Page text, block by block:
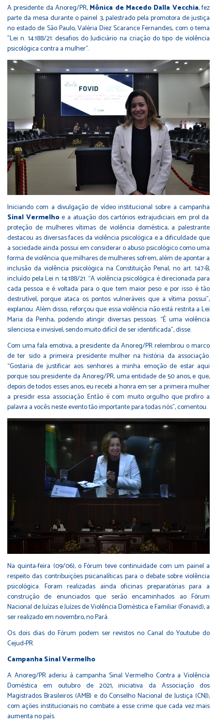
A presidente da Anoreg/PR, Mônica de Macedo Dalla Vecchia, fez
parte da mesa durante o painel 3, palestrado pela promotora de justiça
no estado de São Paulo, Valéria Diez Scarance Fernandes, com o tema
"Lei n. 14.188/21: desafios do Judiciário na criação do tipo de violência
psicológica contra a mulher".
Iniciando com a divulgação de vídeo institucional sobre a campanha
Sinal Vermelhoe a atuação dos cartórios extrajudiciais em prol da
proteção de mulheres vítimas de violência doméstica, a palestrante
destacou as diversas faces da violência psicológica e a dificuldade que
a sociedade ainda possui em considerar o abuso psicológico como uma
forma de violência que milhares de mulheres sofrem, além de apontar a
inclusão da violência psicológica na Constituição Penal, no art. 147-B,
incluído pela Lei n. 14.188/21. “A violência psicológica é direcionada para
cada pessoa e é voltada para o que tem maior peso e por isso é tão
destrutível, porque ataca os pontos vulneráveis que a vítima possui”,
explanou. Além disso, reforçou que essa violência não está restrita a Lei
Maria da Penha, podendo atingir diversas pessoas. “É uma violência
silenciosa e invisível, sendo muito difícil de ser identificada”, disse.
Com uma fala emotiva, a presidente da Anoreg/PR relembrou o marco
de ter sido a primeira presidente mulher na história da associação.
“Gostaria de justificar aos senhores a minha emoção de estar aqui
porque sou presidente da Anoreg/PR, uma entidade de 50 anos, e que,
depois de todos esses anos, eu recebi a honra em ser a primeira mulher
a presidir essa associação. Então é com muito orgulho que profiro a
palavra a vocês neste evento tão importante para todas nós”, comentou.
Na quinta-feira (09/06), o Fórum teve continuidade com um painel a
respeito das contribuições psicanalíticas para o debate sobre violência
psicológica. Foram realizadas ainda oficinas preparatórias para a
construção de enunciados que serão encaminhados ao Fórum
Nacional de Juízas e Juízes de Violência Doméstica e Familiar (Fonavid), a
ser realizado em novembro, no Pará.
Os dois dias do Fórum podem ser revistos noCanal do Youtube do
Cejud-PR.
Campanha Sinal Vermelho
A Anoreg/PR aderiu à campanha Sinal Vermelho Contra a Violência
Doméstica em outubro de 2021, iniciativa da Associação dos
Magistrados Brasileiros (AMB) e do Conselho Nacional de Justiça (CNJ),
com ações institucionais no combate a esse crime que cada vez mais
aumenta no país.